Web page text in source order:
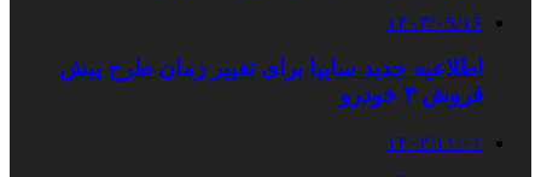
۱۴۰۳/۰۹/۱۶
اطلاعیه جدید سایپا برای تغییر زمان طرح پیش
فروش ۳ خودرو
۱۴۰۲/۱۱/۰۱